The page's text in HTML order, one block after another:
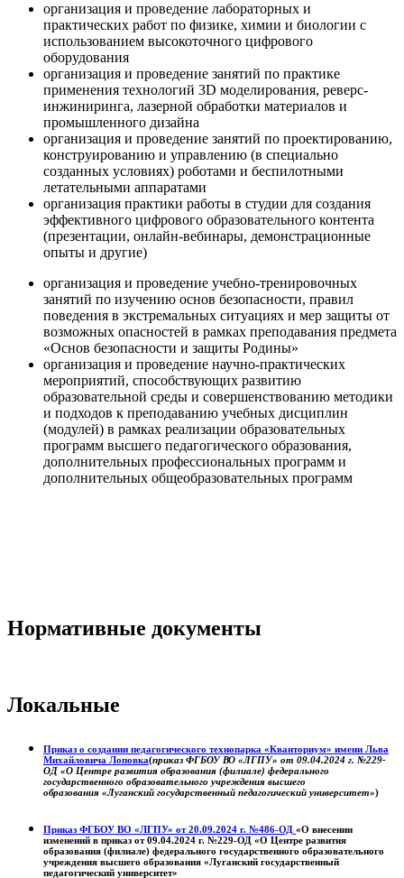
организация и проведение лабораторных и
практических работ по физике, химии и биологии с
использованием высокоточного цифрового
оборудования
организация и проведение занятий по практике
применения технологий 3D моделирования, реверс-
инжиниринга, лазерной обработки материалов и
промышленного дизайна
организация и проведение занятий по проектированию,
конструированию и управлению (в специально
созданных условиях) роботами и беспилотными
летательными аппаратами
организация практики работы в студии для создания
эффективного цифрового образовательного контента
(презентации, онлайн-вебинары, демонстрационные
опыты и другие)
организация и проведение учебно-тренировочных
занятий по изучению основ безопасности, правил
поведения в экстремальных ситуациях и мер защиты от
возможных опасностей в рамках преподавания предмета
«Основ безопасности и защиты Родины»
организация и проведение научно-практических
мероприятий, способствующих развитию
образовательной среды и совершенствованию методики
и подходов к преподаванию учебных дисциплин
(модулей) в рамках реализации образовательных
программ высшего педагогического образования,
дополнительных профессиональных программ и
дополнительных общеобразовательных программ
Нормативные документы
Локальные
Приказ о создании педагогического технопарка «Кванториум» имени Льва
Михайловича Лоповка(приказ ФГБОУ ВО «ЛГПУ» от 09.04.2024 г. №229-
ОД «О Центре развития образования (филиале) федерального
государственного образовательного учреждения высшего
образования «Луганский государственный педагогический университет»)
Приказ ФГБОУ ВО «ЛГПУ» от 20.09.2024 г. №486-ОД «О внесении
изменений в приказ от 09.04.2024 г. №229-ОД «О Центре развития
образования (филиале) федерального государственного образовательного
учреждения высшего образования «Луганский государственный
педагогический университет»